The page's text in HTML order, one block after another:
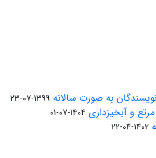
به صورت سالانه 1399-07-23
و آبخیزداری 1404-07-01
1402-04-22